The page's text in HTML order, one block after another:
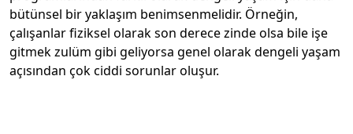
bütünsel bir yaklaşım benimsenmelidir. Örneğin,
çalışanlar fiziksel olarak son derece zinde olsa bile işe
gitmek zulüm gibi geliyorsa genel olarak dengeli yaşam
açısından çok ciddi sorunlar oluşur.